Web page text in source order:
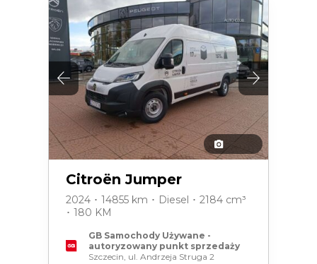
Citroën Jumper
2024 ･ 14855 km ･ Diesel ･ 2184 cm³
･ 180 KM
GB Samochody Używane -
autoryzowany punkt sprzedaży
Szczecin, ul. Andrzeja Struga 2